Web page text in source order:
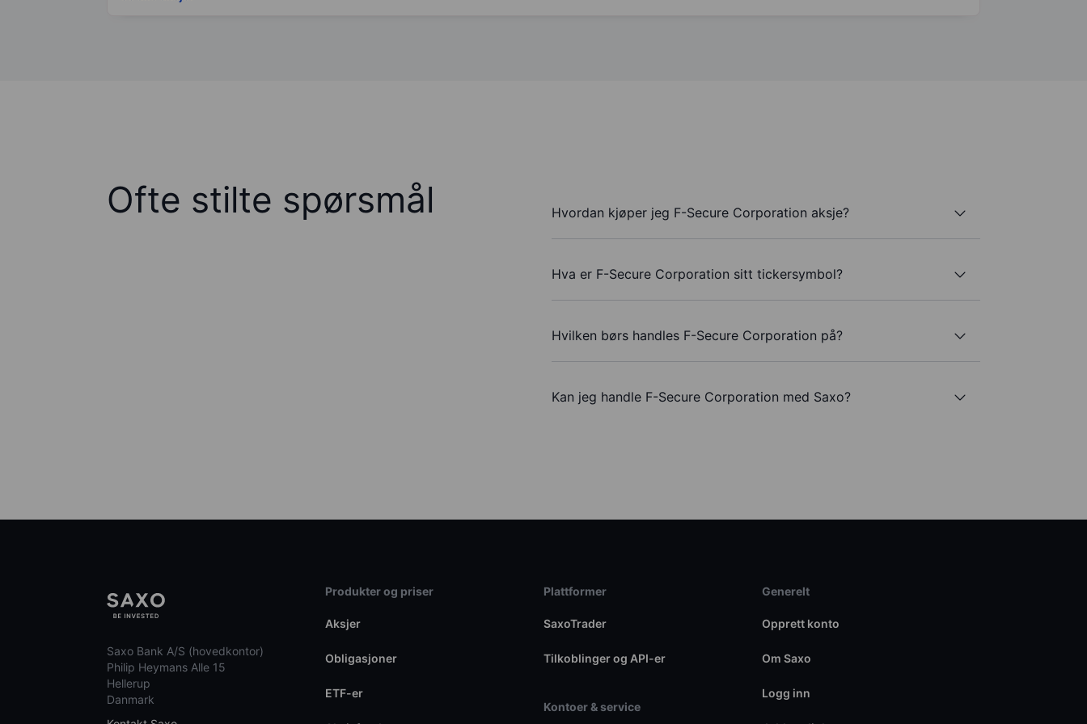
Ofte stilte spørsmål Hvordan kjøper jeg F-Secure Corporation aksje?
Hva er F-Secure Corporation sitt tickersymbol?
Hvilken børs handles F-Secure Corporation på?
Kan jeg handle F-Secure Corporation med Saxo?
Saxo Bank A/S (hovedkontor)
Philip Heymans Alle 15
Hellerup
Danmark
Produkter og priser
Aksjer
Obligasjoner
ETF-er
Plattformer
SaxoTrader
Tilkoblinger og API-er
Kontoer & service
Generelt
Opprett konto
Om Saxo
Logg inn